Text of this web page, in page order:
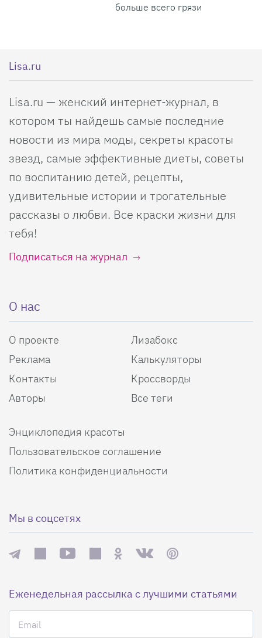
больше всего грязи
Lisa.ru
Lisa.ru — женский интернет-журнал, в
котором ты найдешь самые последние
новости из мира моды, секреты красоты
звезд, самые эффективные диеты, советы
по воспитанию детей, рецепты,
удивительные истории и трогательные
рассказы о любви. Все краски жизни для
тебя!
Подписаться на журнал
О нас
О проекте
Реклама
Контакты
Авторы
Лизабокс
Калькуляторы
Кроссворды
Все теги
Энциклопедия красоты
Пользовательское соглашение
Политика конфиденциальности
Мы в соцсетях
Еженедельная рассылка с лучшими статьями